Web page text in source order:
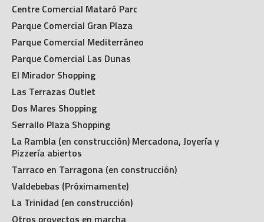
Centre Comercial Mataró Parc
Parque Comercial Gran Plaza
Parque Comercial Mediterráneo
Parque Comercial Las Dunas
El Mirador Shopping
Las Terrazas Outlet
Dos Mares Shopping
Serrallo Plaza Shopping
La Rambla (en construcción) Mercadona, Joyería y
Pizzería abiertos
Tarraco en Tarragona (en construcción)
Valdebebas (Próximamente)
La Trinidad (en construcción)
Otros proyectos en marcha